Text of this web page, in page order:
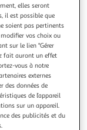
COLORIAGES
enfants dès 6
se
zone de la
les plus
produit ?
elles seront
il est possible que
soient pas pertinents
vos choix ou
sur le lien "Gérer
fait auront un effet
vous à notre
externes
des données de
de l’appareil
sur un appareil.
des publicités et du